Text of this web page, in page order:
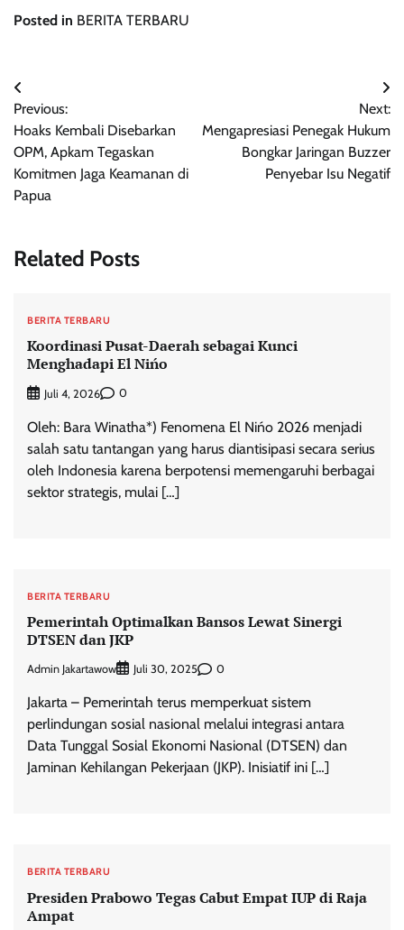
Posted in BERITA TERBARU
Navigasi
pos
Previous:
Hoaks Kembali Disebarkan
OPM, Apkam Tegaskan
Komitmen Jaga Keamanan di
Papua
Next:
Mengapresiasi Penegak Hukum
Bongkar Jaringan Buzzer
Penyebar Isu Negatif
Related Posts
BERITA TERBARU
Koordinasi Pusat-Daerah sebagai Kunci
Menghadapi El Nińo
Juli 4, 2026 0
Oleh: Bara Winatha*) Fenomena El Nińo 2026 menjadi
salah satu tantangan yang harus diantisipasi secara serius
oleh Indonesia karena berpotensi memengaruhi berbagai
sektor strategis, mulai […]
BERITA TERBARU
Pemerintah Optimalkan Bansos Lewat Sinergi
DTSEN dan JKP
Admin Jakartawow Juli 30, 2025 0
Jakarta – Pemerintah terus memperkuat sistem
perlindungan sosial nasional melalui integrasi antara
Data Tunggal Sosial Ekonomi Nasional (DTSEN) dan
Jaminan Kehilangan Pekerjaan (JKP). Inisiatif ini […]
BERITA TERBARU
Presiden Prabowo Tegas Cabut Empat IUP di Raja
Ampat